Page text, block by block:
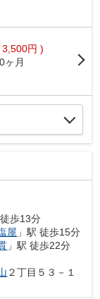
円 )
0ヶ月
徒歩13分
屋 」駅 徒歩15分
」駅 徒歩22分
２丁目５３－１